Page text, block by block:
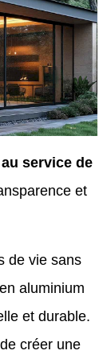
service de
et
de vie sans
en aluminium
et durable.
créer une